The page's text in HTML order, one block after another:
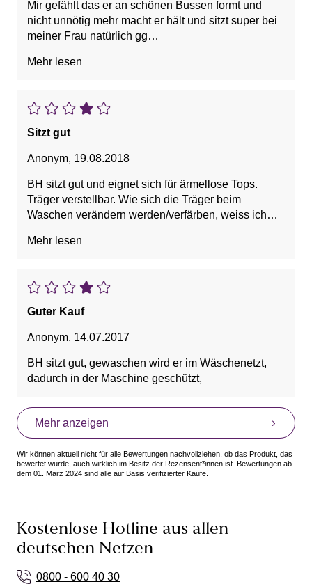
Mir gefählt das er an schönen Bussen formt und
nicht unnötig mehr macht er hält und sitzt super bei
meiner Frau natürlich gg
Vorteile: Bequem, Guter Halt, Hübsch, Weich
Mehr lesen
Sitzt gut
Anonym, 19.08.2018
BH sitzt gut und eignet sich für ärmellose Tops.
Träger verstellbar. Wie sich die Träger beim
Waschen verändern werden/verfärben, weiss ich
Mehr lesen
Guter Kauf
Anonym, 14.07.2017
BH sitzt gut, gewaschen wird er im Wäschenetzt,
dadurch in der Maschine geschützt,
Mehr anzeigen
Wir können aktuell nicht für alle Bewertungen nachvollziehen, ob das Produkt, das
bewertet wurde, auch wirklich im Besitz der Rezensent*innen ist. Bewertungen ab
dem 01. März 2024 sind alle auf Basis verifizierter Käufe.
Kostenlose Hotline aus allen
deutschen Netzen
0800 - 600 40 30